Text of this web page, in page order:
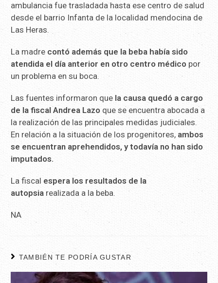
ambulancia fue trasladada hasta ese centro de salud
desde el barrio Infanta de la localidad mendocina de
Las Heras.
La madre contó además que la beba había sido
atendida el día anterior en otro centro médico por
un problema en su boca.
Las fuentes informaron que la causa quedó a cargo
de la fiscal Andrea Lazo que se encuentra abocada a
la realización de las principales medidas judiciales.
En relación a la situación de los progenitores, ambos
se encuentran aprehendidos, y todavía no han sido
imputados.
La fiscal espera los resultados de la
autopsia realizada a la beba.
NA
TAMBIÉN TE PODRÍA GUSTAR